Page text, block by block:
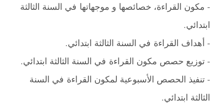
- مكون القراءة، خصائصها و موجهاتها في السنة الثالثة
ابتدائي.
- أهداف القراءة في السنة الثالثة ابتدائي.
- توزيع حصص مكون القراءة في السنة الثالثة ابتدائي.
- تنفيذ الحصص الأسبوعية لمكون القراءة في السنة
الثالثة ابتدائي.